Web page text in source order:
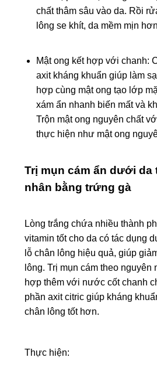
chất thâm sâu vào da. Rồi
lông se khít, da mềm mịn
Mật ong kết hợp với chanh:
axit kháng khuẩn giúp làm
hợp cùng mật ong tạo lớp
xám ẩn nhanh biến mất và
Trộn mật ong nguyên chất
thực hiện như mật ong
Trị mụn cám ẩn dưới da
nhân bằng trứng gà
Lòng trắng chứa nhiều thành
vitamin tốt cho da có tác dụng
lỗ chân lông hiệu quả, giúp
lông. Trị mụn cám theo nguyên
hợp thêm với nước cốt chanh
phần axit citric giúp kháng
chân lông tốt hơn.
Thực hiện: